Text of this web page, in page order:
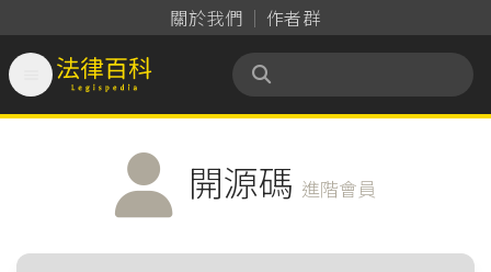
關於我們 作者群
法律百科 Legispedia
開源碼 進階會員